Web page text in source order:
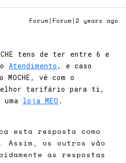
Forum|Forum|2 years ago
tens de ter entre 6 e
Atendimento , e caso
vê com o
tarifário para ti,
loja MEO .
esta resposta como
Assim, os outros vão
as respostas